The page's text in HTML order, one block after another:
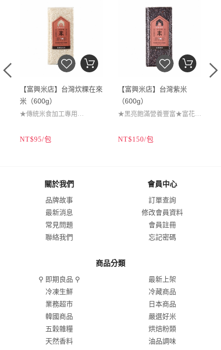
【富興米店】台灣炊粿在來
米（600g）
★傳統米食加工專用
★色澤晶白口感Q彈
NT$95/包
【富興米店】台灣紫米
（600g）
★黑亮飽滿營養豐富★富花青
口★甜鹹料理廣泛運用
NT$150/包
關於我們
品牌故事
最新消息
常見問題
聯絡我們
會員中心
訂單查詢
修改會員資料
會員註冊
忘記密碼
商品分類
⚲ 即期良品 ⚲
最新上架
冷凍生鮮
冷藏商品
業務超市
日本商品
韓國商品
嚴選好米
五穀雜糧
烘焙粉類
天然香料
油品調味